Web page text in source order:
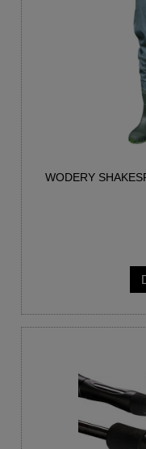
WODERY